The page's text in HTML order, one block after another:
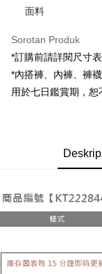
JKOPAY
Google Pay
OP Pay Later
Deskripsi
[Terma Penggunaan
Jika anda memilih
mudah alih anda,
akhir pembayaran.
disahkan.
yang dikenakan
1. Dengan memilih
pengesahan AFTEE
3. Tiada bayaran
dihantar ke alamat
4. Setelah pesanan
manakala ahli
5. Tiada bayaran
pembayaran di empat
Pemindahan ATM
全家取貨付款
NT$60/pesanan |
付款後全家取貨
面料
Sorotan Produk
*訂購前請詳閱尺寸
*內搭褲、內褲、褲
用於七日鑑賞期，恕